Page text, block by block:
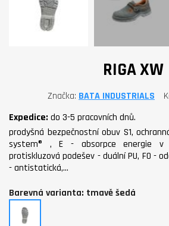
RIGA XW
Značka BATA INDUSTRIALS
Expedice: do 3-5 pracovních dnů.
prodyšná bezpečnostní obuv S1,
system® , E - absorpce energie
protiskluzová podešev - duální PU, FO -
- antistatická,…
Barevná varianta: tmavě šedá
tmavě
šedá